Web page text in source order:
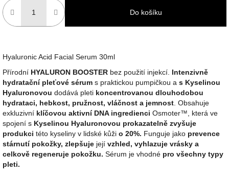
Do košíku
Hyaluronic Acid Facial Serum 30ml
Přírodní HYALURON BOOSTER bez použití injekcí. Intenzivně
hydratační pleťové sérum s praktickou pumpičkou a s Kyselinou
Hyaluronovou dodává pleti koncentrovanou dlouhodobou
hydrataci, hebkost, pružnost, vláčnost a jemnost. Obsahuje
exkluzivní klíčovou aktivní DNA ingredienci Osmoter™, která ve
spojení s Kyselinou Hyaluronovou prokazatelně zvyšuje
produkci této kyseliny v lidské kůži o 20%. Funguje jako prevence
stárnutí pokožky, zlepšuje její vzhled, vyhlazuje vrásky a
celkově regeneruje pokožku. Sérum je vhodné pro všechny typy
pleti.